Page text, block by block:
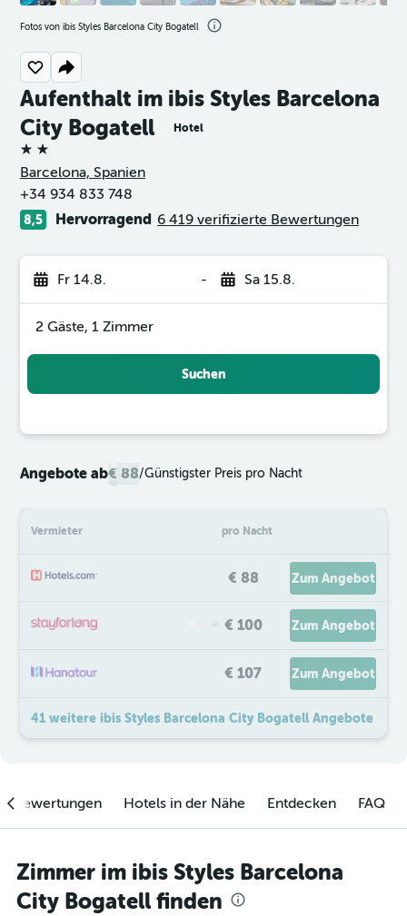
Aufenthalt im ibis Styles Barcelona
City Bogatell
Hotel
2 Sterne
Barcelona, Spanien
+34 934 833 748
8,5 Hervorragend 6 419 verifizierte Bewertungen
Fr 14.8. - Sa 15.8.
2 Gäste, 1 Zimmer
Suchen
Angebote ab€ 88/Günstigster Preis pro Nacht
Vermieter pro Nacht
€ 88 Zum Angebot
€ 100 Zum Angebot
€ 107 Zum Angebot
41 weitere ibis Styles Barcelona City Bogatell Angebote
Fotos von ibis Styles Barcelona City Bogatell
Hotels in der Nähe Entdecken FAQ
Zimmer im ibis Styles Barcelona
City Bogatell finden